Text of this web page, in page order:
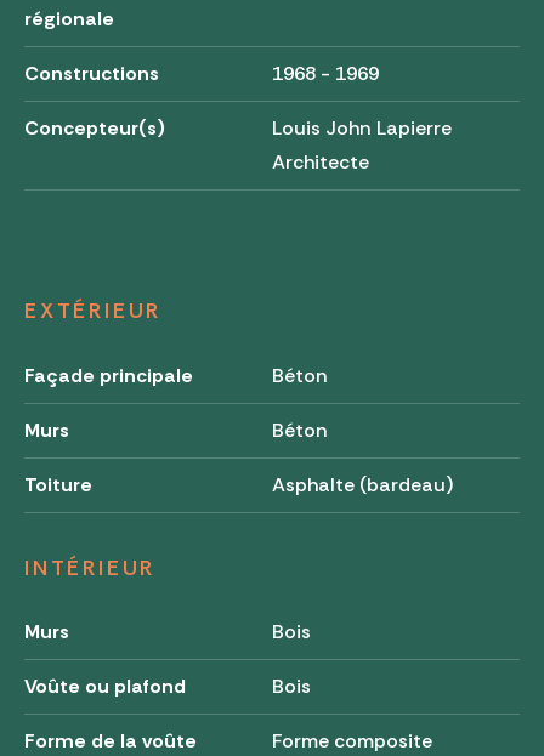
régionale
Constructions 1968 - 1969
Concepteur(s)
Louis John Lapierre
Architecte
EXTÉRIEUR
Façade principale Béton
Murs Béton
Toiture Asphalte (bardeau)
INTÉRIEUR
Murs Bois
Voûte ou plafond Bois
Forme de la voûte Forme composite